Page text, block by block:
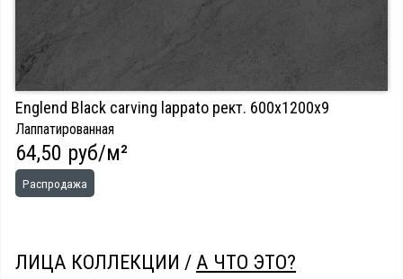
Englend Black carving lappato рект. 600х1200х9
Лаппатированная
64,50 руб/м²
Распродажа
ЛИЦА КОЛЛЕКЦИИ /А ЧТО ЭТО?